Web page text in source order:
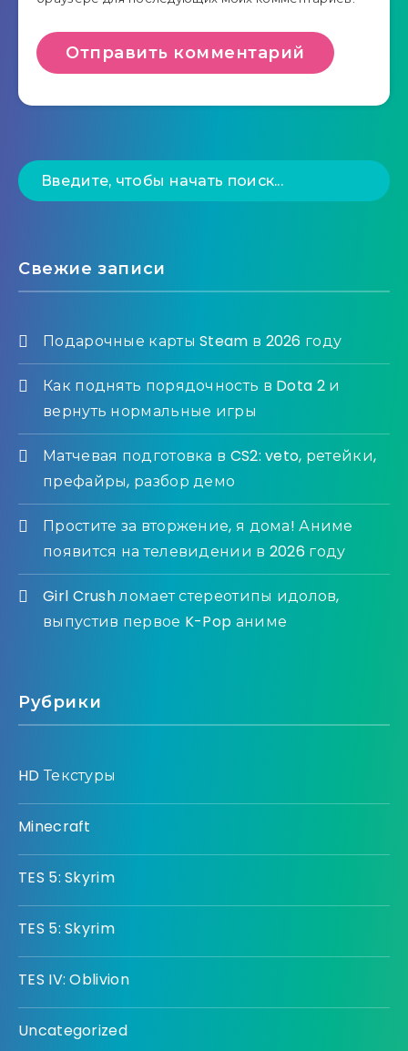
Свежие записи
Подарочные карты Steam в 2026 году
Как поднять порядочность в Dota 2 и
вернуть нормальные игры
Матчевая подготовка в CS2: veto, ретейки,
префайры, разбор демо
Простите за вторжение, я дома! Аниме
появится на телевидении в 2026 году
Girl Crush ломает стереотипы идолов,
выпустив первое K-Pop аниме
Рубрики
HD Текстуры
Minecraft
TES 5: Skyrim
TES 5: Skyrim
TES IV: Oblivion
Uncategorized